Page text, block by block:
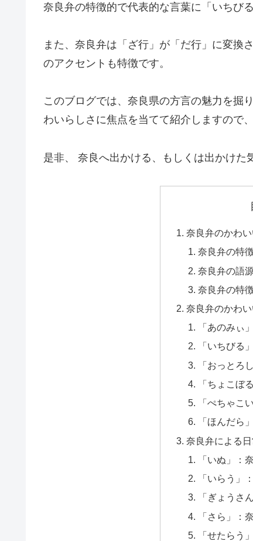
奈良弁の特徴的で代表的な言葉に「いちび
また、奈良弁は「ざ行」が「だ行」に変換
のアクセントも特徴です。
このブログでは、奈良県の方言の魅力を掘
わいらしさに焦点を当てて紹介しますので
是非、 奈良へ出かける、もしくは出かけた
奈良弁のかわ
奈良弁の特
奈良弁の語
奈良弁の特
奈良弁のかわ
「あのみぃ
「いちびる
「おっとろ
「ちょこぼ
「ぺちゃこ
「ほんだら
奈良弁による
「いぬ」：
「いらう」
「ぎょうさ
「さら」：
「せたらう